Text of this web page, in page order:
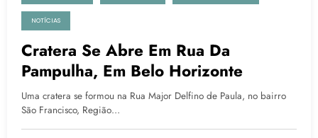
NOTÍCIAS
Cratera Se Abre Em Rua Da
Pampulha, Em Belo Horizonte
Uma cratera se formou na Rua Major Delfino de Paula, no bairro
São Francisco, Região…